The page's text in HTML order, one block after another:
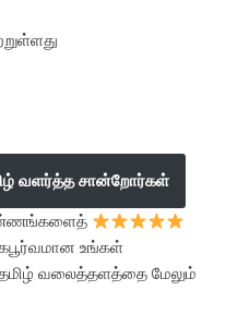
வளர்த்த சான்றோர்கள்
உங்கள்
வலைத்தளத்தை மேலும்